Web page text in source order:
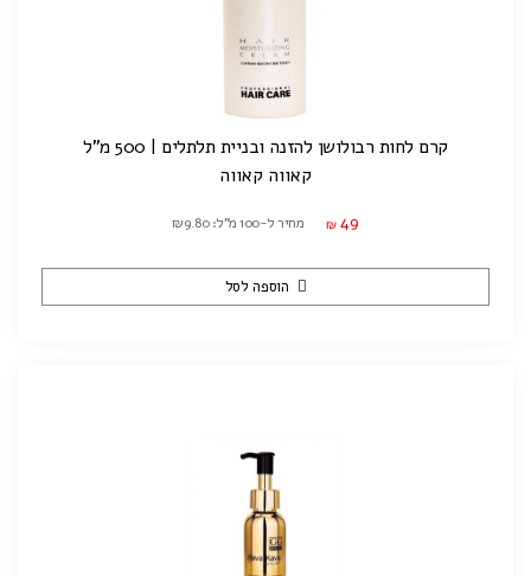
קרם לחות רבולושן להזנה ובניית תלתלים | 500 מ"ל
קאווה קאווה
₪ 49 מחיר ל-100 מ"ל: ₪9.80
הוספה לסל